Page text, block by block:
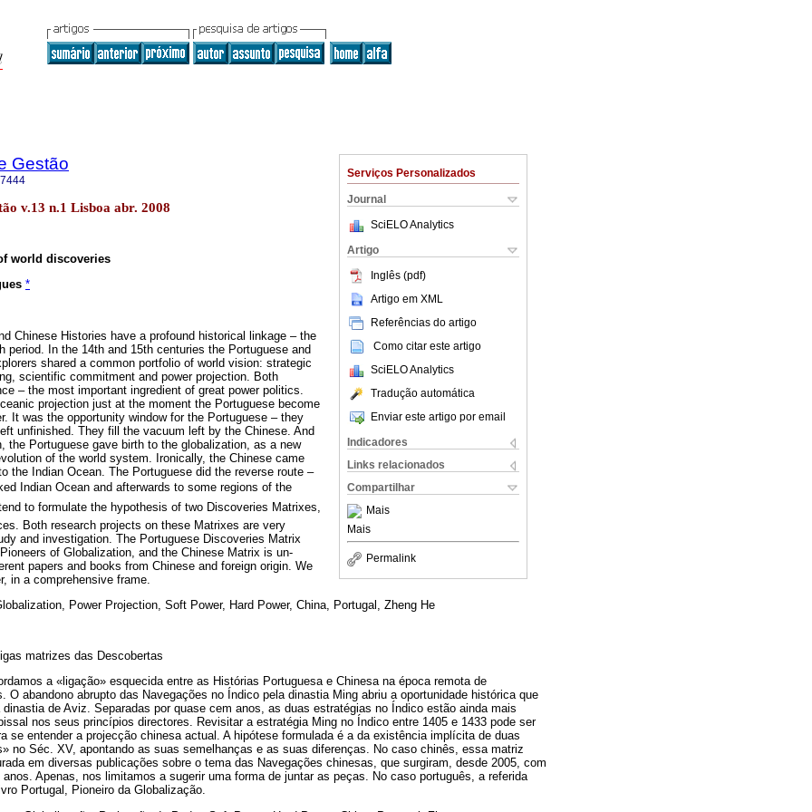
Serviços Personalizados
Journal
SciELO Analytics
Artigo
Inglês (pdf)
Artigo em XML
Referências do artigo
Como citar este artigo
SciELO Analytics
Tradução automática
Enviar este artigo por email
Indicadores
Links relacionados
Compartilhar
Mais
Mais
Permalink
Gestão
v.13 n.1 Lisboa abr. 2008
world discoveries
*
Chinese Histories have a profound historical linkage – the
period. In the 14th and 15th centuries the Portuguese and
shared a common portfolio of world vision: strategic
scientific commitment and power projection. Both
– the most important ingredient of great power politics.
projection just at the moment the Portuguese become
It was the opportunity window for the Portuguese – they
unfinished. They fill the vacuum left by the Chinese. And
the Portuguese gave birth to the globalization, as a new
of the world system. Ironically, the Chinese came
the Indian Ocean. The Portuguese did the reverse route –
Indian Ocean and afterwards to some regions of the
to formulate the hypothesis of two Discoveries Matrixes,
Both research projects on these Matrixes are very
and investigation. The Portuguese Discoveries Matrix
of Globalization, and the Chinese Matrix is un-
papers and books from Chinese and foreign origin. We
in a comprehensive frame.
Power Projection, Soft Power, Hard Power, China, Portugal, Zheng He
matrizes das Descobertas
a «ligação» esquecida entre as Histórias Portuguesa e Chinesa na época remota de
O abandono abrupto das Navegações no Índico pela dinastia Ming abriu a oportunidade histórica que
de Aviz. Separadas por quase cem anos, as duas estratégias no Índico estão ainda mais
nos seus princípios directores. Revisitar a estratégia Ming no Índico entre 1405 e 1433 pode ser
se entender a projecção chinesa actual. A hipótese formulada é a da existência implícita de duas
no Séc. XV, apontando as suas semelhanças e as suas diferenças. No caso chinês, essa matriz
em diversas publicações sobre o tema das Navegações chinesas, que surgiram, desde 2005, com
Apenas, nos limitamos a sugerir uma forma de juntar as peças. No caso português, a referida
Portugal, Pioneiro da Globalização.